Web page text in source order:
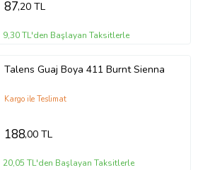
87,20 TL
9,30 TL'den Başlayan Taksitlerle
Talens Guaj Boya 411 Burnt Sienna
Kargo ile Teslimat
188,00 TL
20,05 TL'den Başlayan Taksitlerle